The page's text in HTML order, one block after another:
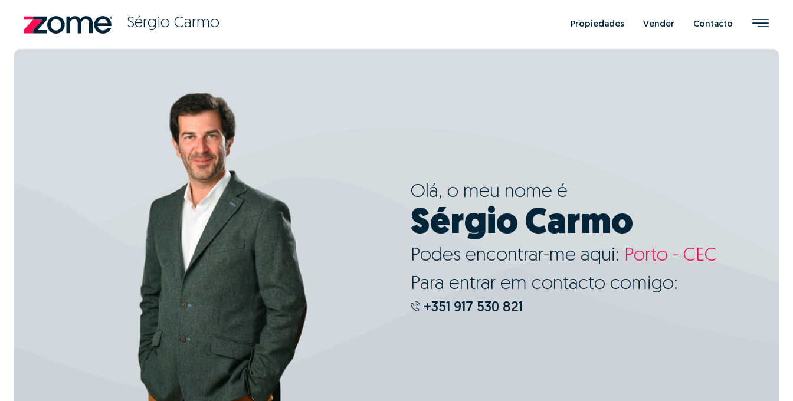
Sérgio Carmo Propiedades Vender Contacto
Olá, o meu nome é
Sérgio Carmo
Podes encontrar-me aqui: Porto - CEC
Para entrar em contacto comigo:
+351 917 530 821